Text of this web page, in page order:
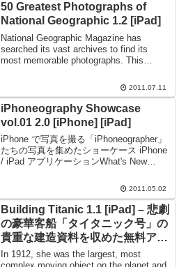
50 Greatest Photographs of
National Geographic 1.2 [iPad]
National Geographic Magazine has
searched its vast archives to find its
most memorable photographs. This
2011.07.11
iPhoneography Showcase
vol.01 2.0 [iPhone] [iPad]
iPhone で写真を撮る「iPhoneographer」
たちの写真を集めたショーケース iPhone
/ iPad アプリケーションWhat's New
ンになりました。 写真の入れ替えを...
2011.05.02
Building Titanic 1.1 [iPad] – 悲劇
の豪華客船「タイタニック号」の
貴重な建造資料を収めた無料アプ
リケーション
In 1912, she was the largest, most